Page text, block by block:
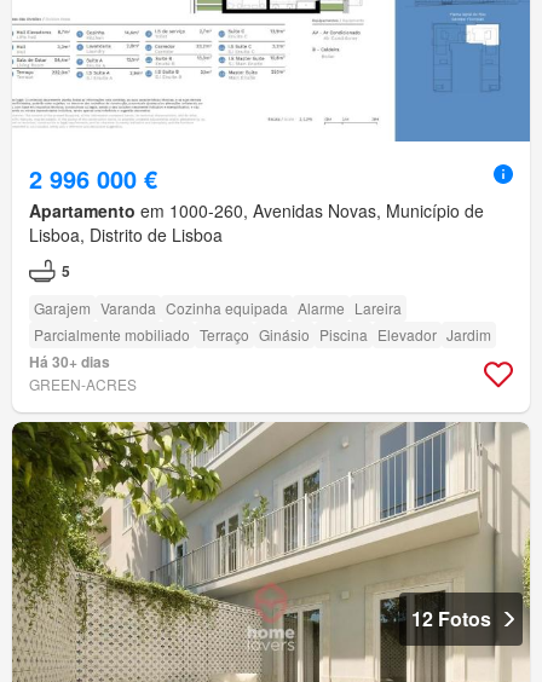
2 996 000 €
Apartamento em 1000-260, Avenidas Novas, Município de
Lisboa, Distrito de Lisboa
5
Garajem Varanda Cozinha equipada Alarme Lareira
Parcialmente mobiliado Terraço Ginásio Piscina Elevador Jardim
Há 30+ dias
GREEN-ACRES
12 Fotos